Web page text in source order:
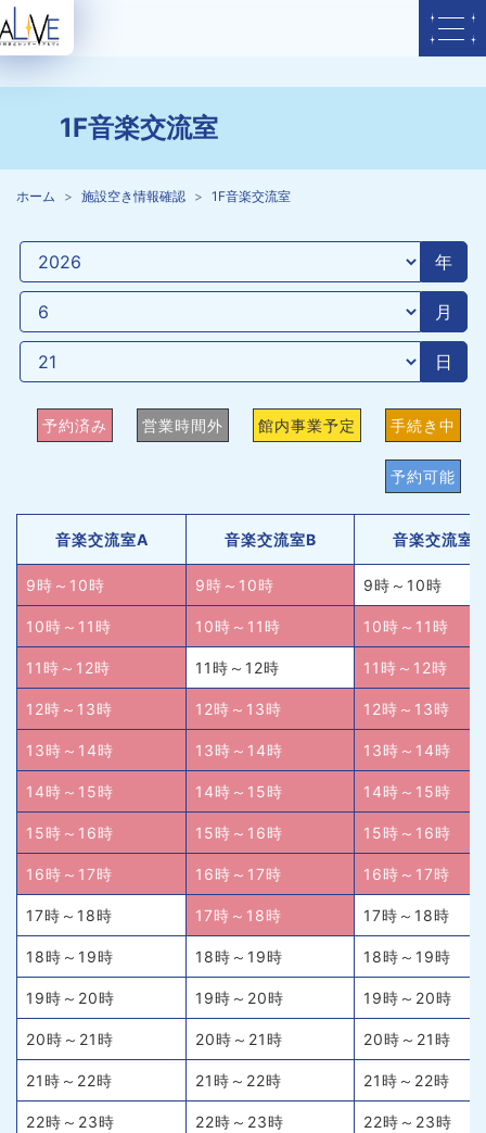
1F音楽交流室
ホーム 施設空き情報確認 1F音楽交流室
年
月
日
予約済み 営業時間外 館内事業予定 手続き中
予約可能
音楽交流室A 音楽交流室B 音楽交流室C
9時～10時 9時～10時 9時～10時
10時～11時 10時～11時 10時～11時
11時～12時 11時～12時 11時～12時
12時～13時 12時～13時 12時～13時
13時～14時 13時～14時 13時～14時
14時～15時 14時～15時 14時～15時
15時～16時 15時～16時 15時～16時
16時～17時 16時～17時 16時～17時
17時～18時 17時～18時 17時～18時
18時～19時 18時～19時 18時～19時
19時～20時 19時～20時 19時～20時
20時～21時 20時～21時 20時～21時
21時～22時 21時～22時 21時～22時
22時～23時 22時～23時 22時～23時